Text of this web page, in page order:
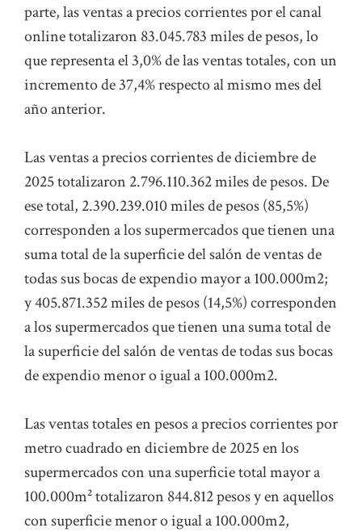
parte, las ventas a precios corrientes por el canal
online totalizaron 83.045.783 miles de pesos, lo
que representa el 3,0% de las ventas totales, con un
incremento de 37,4% respecto al mismo mes del
año anterior.
Las ventas a precios corrientes de diciembre de
2025 totalizaron 2.796.110.362 miles de pesos. De
ese total, 2.390.239.010 miles de pesos (85,5%)
corresponden a los supermercados que tienen una
suma total de la superficie del salón de ventas de
todas sus bocas de expendio mayor a 100.000m2;
y 405.871.352 miles de pesos (14,5%) corresponden
a los supermercados que tienen una suma total de
la superficie del salón de ventas de todas sus bocas
de expendio menor o igual a 100.000m2.
Las ventas totales en pesos a precios corrientes por
metro cuadrado en diciembre de 2025 en los
supermercados con una superficie total mayor a
100.000m² totalizaron 844.812 pesos y en aquellos
con superficie menor o igual a 100.000m2,